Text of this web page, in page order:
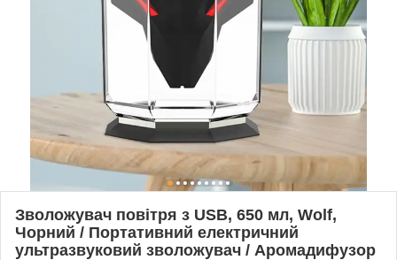
Зволожувач повітря з USB, 650 мл, Wolf,
Чорний / Портативний електричний
ультразвуковий зволожувач / Аромадифузор